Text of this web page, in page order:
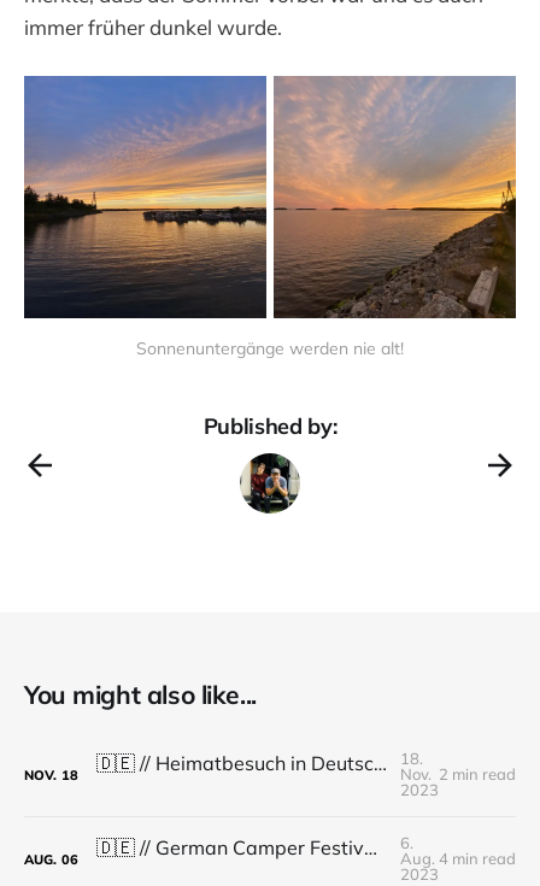
immer früher dunkel wurde.
Sonnenuntergänge werden nie alt!
Published by:
You might also like...
NOV. 18 🇩🇪 // Heimatbesuch in Deutschland // Reisewoche 56 - 70 // KW 32 - 46
18.
Nov.
2023
2 min read
AUG. 06 🇩🇪 // German Camper Festival // Reisewoche 55 // KW 31
6.
Aug.
2023
4 min read